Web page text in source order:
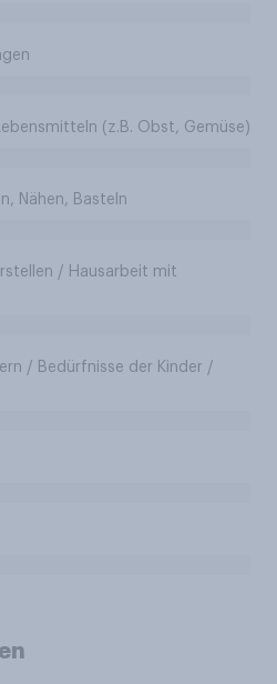
(z.B. Obst, Gemüse)
Nähen, Basteln
/ Hausarbeit mit
/ Bedürfnisse der Kinder /